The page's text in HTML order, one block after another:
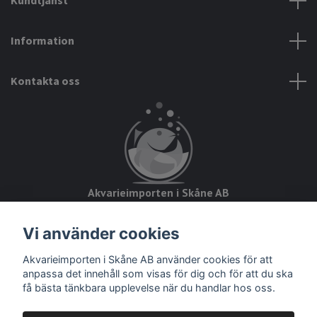
Information
Kontakta oss
Akvarieimporten i Skåne AB
28234 Tyringe
Org.nr: 559093-8832
Vi använder cookies
Akvarieimporten i Skåne AB använder cookies för att
anpassa det innehåll som visas för dig och för att du ska
få bästa tänkbara upplevelse när du handlar hos oss.